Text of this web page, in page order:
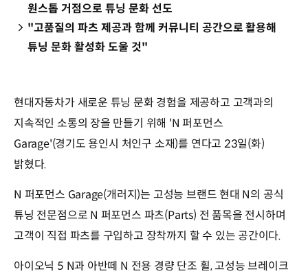
원스톱 거점으로 튜닝 문화 선도
"고품질의 파츠 제공과 함께 커뮤니티 공간으로 활용해
튜닝 문화 활성화 도울 것"
현대자동차가 새로운 튜닝 문화 경험을 제공하고 고객과의
지속적인 소통의 장을 만들기 위해 'N 퍼포먼스
Garage'(경기도 용인시 처인구 소재)를 연다고 23일(화)
밝혔다.
N 퍼포먼스 Garage(개러지)는 고성능 브랜드 현대 N의 공식
튜닝 전문점으로 N 퍼포먼스 파츠(Parts) 전 품목을 전시하며
고객이 직접 파츠를 구입하고 장착까지 할 수 있는 공간이다.
아이오닉 5 N과 아반떼 N 전용 경량 단조 휠, 고성능 브레이크